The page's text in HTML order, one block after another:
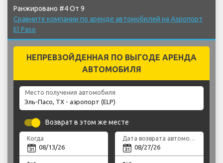
Ранжировано #4 От 9
Сравните компании по аренде автомобилей на Аэропорт
El Paso
НЕПРЕВЗОЙДЕННАЯ ПО ВЫГОДЕ АРЕНДА
АВТОМОБИЛЯ
Место получения автомобиля
Возврат в этом же месте
Когда Дата возврата автомобиля